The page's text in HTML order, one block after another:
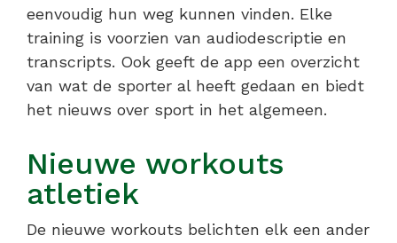
eenvoudig hun weg kunnen vinden. Elke
training is voorzien van audiodescriptie en
transcripts. Ook geeft de app een overzicht
van wat de sporter al heeft gedaan en biedt
het nieuws over sport in het algemeen.
Nieuwe workouts
atletiek
De nieuwe workouts belichten elk een ander